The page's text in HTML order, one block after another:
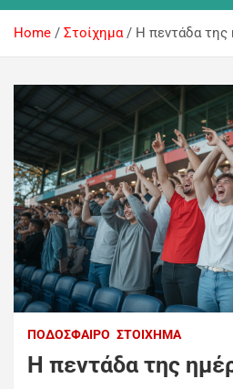
Home Στοίχημα H πεντάδα
ΠΟΔΌΣΦΑΙΡΟ ΣΤΟΊΧΗΜΑ
H πεντάδα της